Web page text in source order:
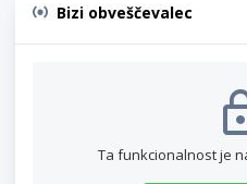
Bizi obveščevalec
Ta funkcionalnost je